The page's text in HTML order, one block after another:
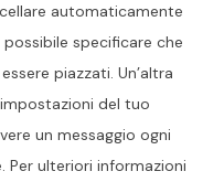
automaticamente
specificare che
piazzati. Un’altra
del tuo
un messaggio ogni
Per ulteriori informazioni